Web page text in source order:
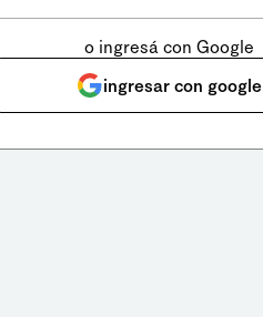
o ingresá con Google
ingresar con google